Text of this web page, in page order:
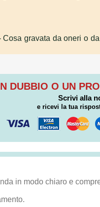
Cosa gravata da oneri o
DUBBIO O UN
Scrivi alla
e ricevi la tua